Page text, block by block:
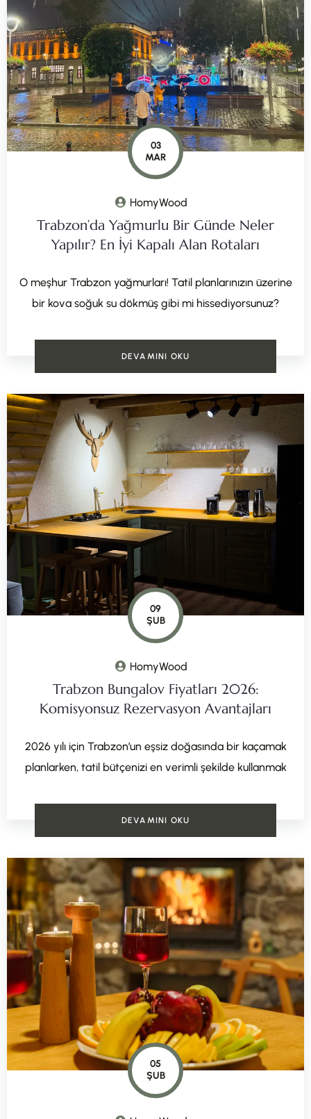
03
MAR
HomyWood
Trabzon’da Yağmurlu Bir Günde Neler
Yapılır? En İyi Kapalı Alan Rotaları
O meşhur Trabzon yağmurları! Tatil planlarınızın üzerine
bir kova soğuk su dökmüş gibi mi hissediyorsunuz?
DEVAMINI OKU
09
ŞUB
HomyWood
Trabzon Bungalov Fiyatları 2026:
Komisyonsuz Rezervasyon Avantajları
2026 yılı için Trabzon’un eşsiz doğasında bir kaçamak
planlarken, tatil bütçenizi en verimli şekilde kullanmak
DEVAMINI OKU
05
ŞUB